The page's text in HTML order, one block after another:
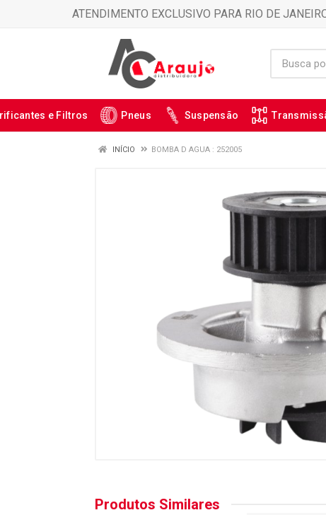
ATENDIMENTO EXCLUSIVO PARA RIO DE
e Filtros Pneus Suspensão
INÍCIO BOMBA D AGUA : 252005
Produtos Similares